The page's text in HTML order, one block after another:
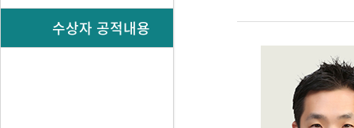
수상자 공적내용